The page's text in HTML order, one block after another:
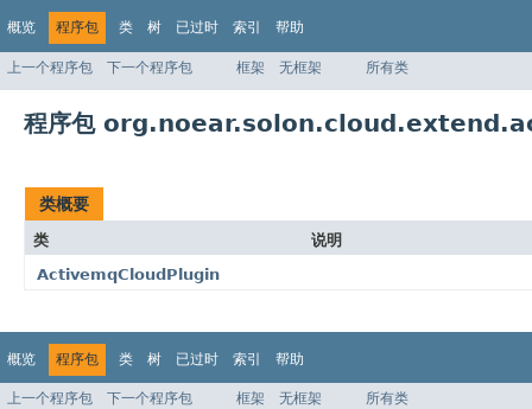
概览 程序包 类 树 已过时 索引 帮助
上一个程序包 下一个程序包 框架 无框架 所有类
程序包
类概要
类
说明
ActivemqCloudPlugin
概览 程序包 类 树 已过时 索引 帮助
上一个程序包 下一个程序包 框架 无框架 所有类